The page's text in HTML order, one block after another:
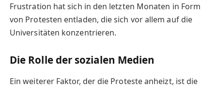
Frustration hat sich in den letzten Monaten in Form
von Protesten entladen, die sich vor allem auf die
Universitäten konzentrieren.
Die Rolle der sozialen Medien
Ein weiterer Faktor, der die Proteste anheizt, ist die